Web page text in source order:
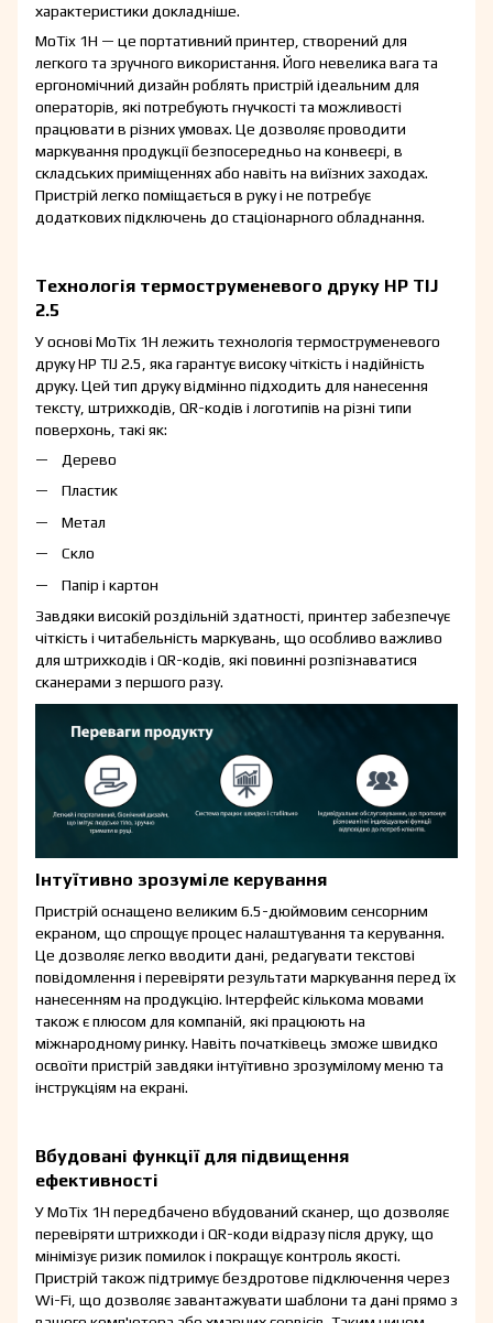
характеристики докладніше.
MoTix 1H — це портативний принтер, створений для
легкого та зручного використання. Його невелика вага та
ергономічний дизайн роблять пристрій ідеальним для
операторів, які потребують гнучкості та можливості
працювати в різних умовах. Це дозволяє проводити
маркування продукції безпосередньо на конвеєрі, в
складських приміщеннях або навіть на виїзних заходах.
Пристрій легко поміщається в руку і не потребує
додаткових підключень до стаціонарного обладнання.
Технологія термоструменевого друку HP TIJ
2.5
У основі MoTix 1H лежить технологія термоструменевого
друку HP TIJ 2.5, яка гарантує високу чіткість і надійність
друку. Цей тип друку відмінно підходить для нанесення
тексту, штрихкодів, QR-кодів і логотипів на різні типи
поверхонь, такі як:
Дерево
Пластик
Метал
Скло
Папір і картон
Завдяки високій роздільній здатності, принтер забезпечує
чіткість і читабельність маркувань, що особливо важливо
для штрихкодів і QR-кодів, які повинні розпізнаватися
сканерами з першого разу.
Інтуїтивно зрозуміле керування
Пристрій оснащено великим 6.5-дюймовим сенсорним
екраном, що спрощує процес налаштування та керування.
Це дозволяє легко вводити дані, редагувати текстові
повідомлення і перевіряти результати маркування перед їх
нанесенням на продукцію. Інтерфейс кількома мовами
також є плюсом для компаній, які працюють на
міжнародному ринку. Навіть початківець зможе швидко
освоїти пристрій завдяки інтуїтивно зрозумілому меню та
інструкціям на екрані.
Вбудовані функції для підвищення
ефективності
У MoTix 1H передбачено вбудований сканер, що дозволяє
перевіряти штрихкоди і QR-коди відразу після друку, що
мінімізує ризик помилок і покращує контроль якості.
Пристрій також підтримує бездротове підключення через
Wi-Fi, що дозволяє завантажувати шаблони та дані прямо з